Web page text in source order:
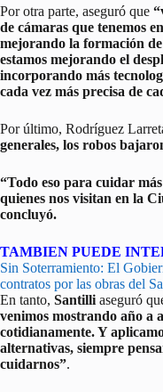
Por otra parte, aseguró que
de cámaras que tenemos
mejorando la formación
estamos mejorando el
incorporando más
cada vez más precisa de
Por último, Rodríguez
generales, los robos
“Todo eso para cuidar
quienes nos visitan en la
concluyó.
TAMBIEN PUEDE
Sin Soterramiento: El
contratos por las obras del
En tanto, Santilli aseguró
venimos mostrando año a
cotidianamente. Y
alternativas, siempre
cuidarnos”.